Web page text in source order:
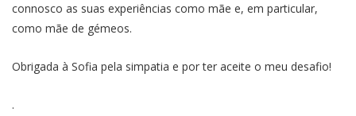
connosco as suas experiências como mãe e, em particular,
como mãe de gémeos.
Obrigada à Sofia pela simpatia e por ter aceite o meu desafio!
.